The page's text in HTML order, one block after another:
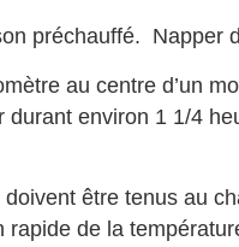
préchauffé. Napper
au centre d’un
environ 1 1/4
être tenus au
rapide de la